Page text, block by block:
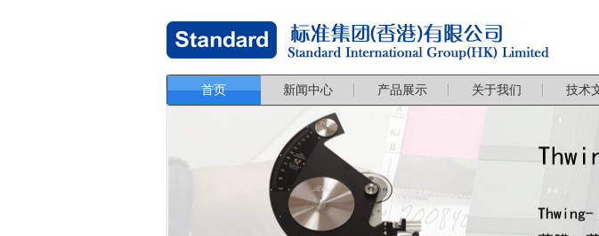
首页 新闻中心 产品展示 关于我们 技术